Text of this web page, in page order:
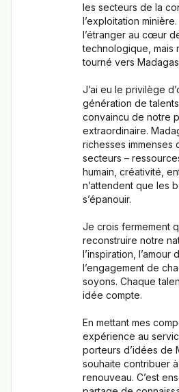
les secteurs de la
l’exploitation
l’étranger au cœur
technologique, mais
tourné vers
J’ai eu le privilège
génération de
convaincu de notre
extraordinaire.
richesses immenses
secteurs –
humain, créativité,
n’attendent que les
s’épanouir.
Je crois fermement
reconstruire notre
l’inspiration, l’amour
l’engagement de
soyons. Chaque
idée compte.
En mettant mes
expérience au
porteurs d’idées de
souhaite contribuer
renouveau. C’est